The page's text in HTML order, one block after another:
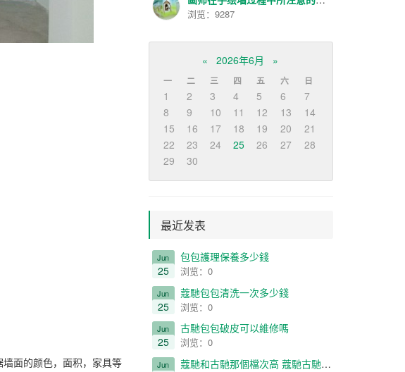
面的颜色，面积，家具等
浏览：9287
« 2026年6月 »
一 二 三 四 五 六 日
1 2 3 4 5 6
7
8
9 10 11 12 13
14
15
16 17 18 19 20
21
22
23 24 25 26 27
28
29
30
最近发表
Jun
25
​包包護理保養多少錢
浏览：0
Jun
25
​蔻馳包包清洗一次多少錢
浏览：0
Jun
25
​古馳包包破皮可以維修嗎
浏览：0
Jun ​蔻馳和古馳那個檔次高 蔻馳古馳對比一覽